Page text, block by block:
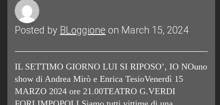
Posted by BLoggione on March 15, 2024
IL SETTIMO GIORNO LUI SI RIPOSO’, IO NOuno
show di Andrea Mirò e Enrica TesioVenerdì 15
MARZO 2024 ore 21.00TEATRO G.VERDI